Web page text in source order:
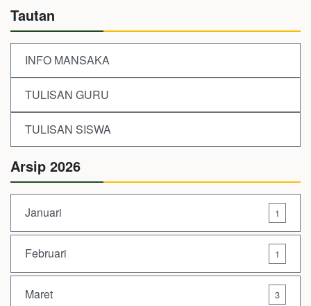
Tautan
INFO MANSAKA
TULISAN GURU
TULISAN SISWA
Arsip 2026
Januari 1
Februari 1
Maret 3